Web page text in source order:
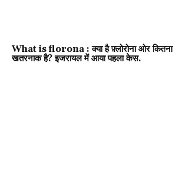
What is florona : क्या है फ़्लोरोना ओर कितना
खतरनाक है? इजरायल में आया पहला केस.